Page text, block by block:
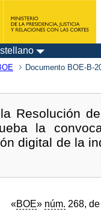
Documento BOE-B-
Resolución
la
digital de la
«BOE» núm. 268,